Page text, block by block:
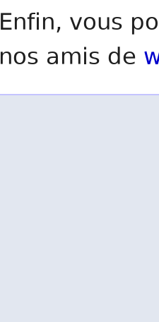
Enfin, vous
nos amis de